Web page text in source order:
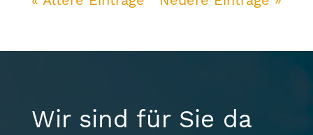
Wir sind für Sie da